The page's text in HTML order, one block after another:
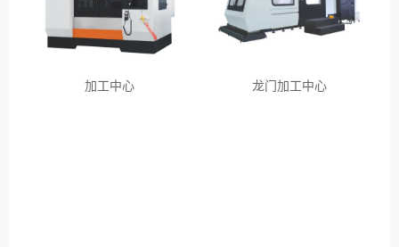
加工中心 龙门加工中心